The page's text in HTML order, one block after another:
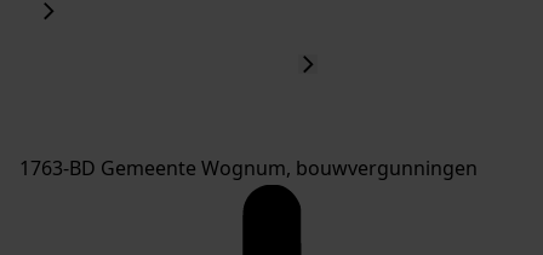
1763-BD Gemeente Wognum, bouwvergunningen